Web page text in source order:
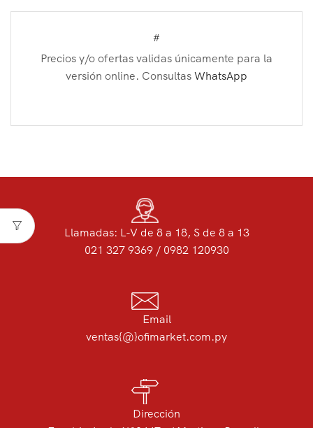
#
Precios y/o ofertas validas únicamente para la
versión online. Consultas WhatsApp
Llamadas: L-V de 8 a 18, S de 8 a 13
021 327 9369 / 0982 120930
Email
ventas{@}ofimarket.com.py
Dirección